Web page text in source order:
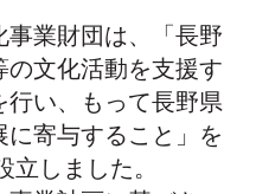
業財団は、「長野
文化活動を支援す
行い、もって長野県
寄与すること」を
しました。